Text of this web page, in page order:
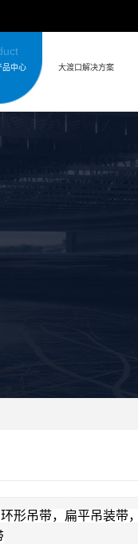
品中心 大渡口解决方案
形吊带，扁平吊装